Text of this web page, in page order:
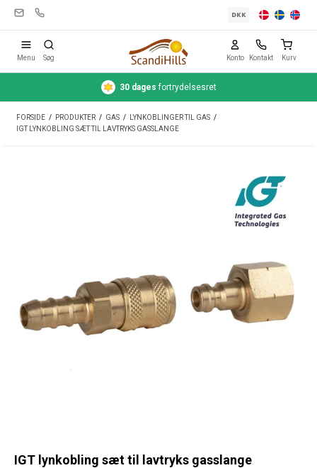
Telte
Vand
Køl
DKK
Menu Søg Konto Kontakt Kurv
30 dages fortrydelsesret
FORSIDE / PRODUKTER / GAS / LYNKOBLINGER TIL GAS /
IGT LYNKOBLING SÆT TIL LAVTRYKS GASSLANGE
IGT lynkobling sæt til lavtryks gasslange